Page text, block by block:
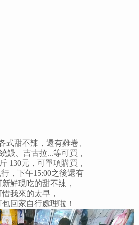
式甜不辣，還有雞卷、
鰻、吉古拉...等可買，
130元，可單項購買，
，下午15:00之後還有
鮮現吃的甜不辣，
惜我來的太早，
包回家自行處理啦！